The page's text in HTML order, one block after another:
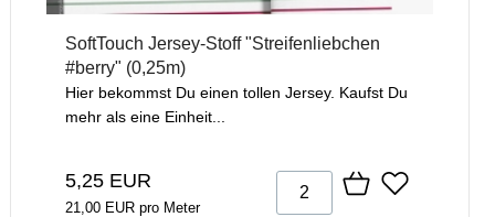
SoftTouch Jersey-Stoff "Streifenliebchen
#berry" (0,25m)
Hier bekommst Du einen tollen Jersey. Kaufst Du
mehr als eine Einheit...
5,25 EUR
21,00 EUR pro Meter